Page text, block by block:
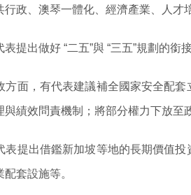
政、澳琴一體化、經濟產業、人才
提出做好 “二五”與 “三五”規劃的
方面，有代表建議補全國家安全配
績效問責機制；將部分權力下放至
表提出借鑑新加坡等地的長期價值
套設施等。